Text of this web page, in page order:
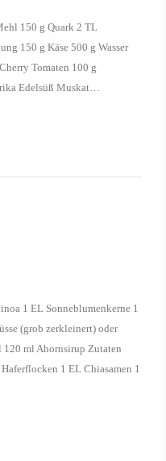
150 g Quark 2 TL
150 g Käse 500 g Wasser
Tomaten 100 g
Edelsüß Muskat…
1 EL Sonneblumenkerne 1
(grob zerkleinert) oder
120 ml Ahornsirup Zutaten
1 EL Chiasamen 1